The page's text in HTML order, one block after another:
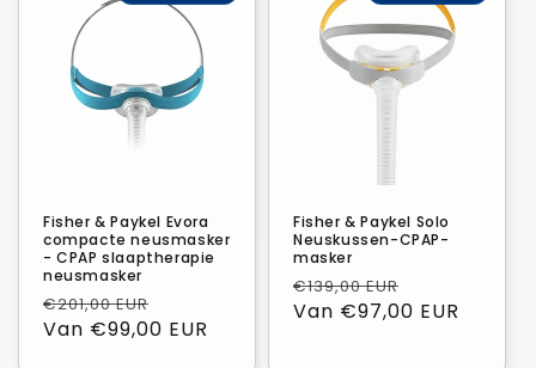
Fisher & Paykel Evora
compacte neusmasker
- CPAP slaaptherapie
neusmasker
Normale
prijs
€201,00 EUR
Verkoopprijs
Van €99,00 EUR
Fisher & Paykel Solo
Neuskussen-CPAP-
masker
Normale
prijs
€139,00 EUR
Van €97,00 EUR